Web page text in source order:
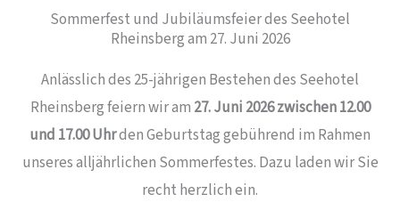
Sommerfest und Jubiläumsfeier des Seehotel
Rheinsberg am 27. Juni 2026
Anlässlich des 25-jährigen Bestehen des Seehotel
Rheinsberg feiern wir am 27. Juni 2026 zwischen 12.00
und 17.00 Uhrden Geburtstag gebührend im Rahmen
unseres alljährlichen Sommerfestes. Dazu laden wir Sie
recht herzlich ein.